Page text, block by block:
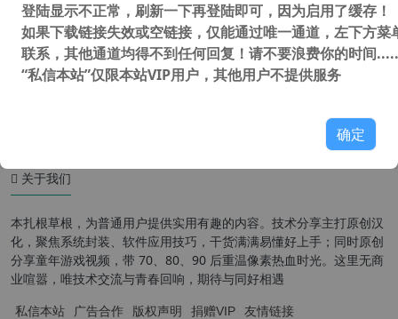
支持 Win7/8.1 版本
关于我们
本扎根草根，为普通用户提供实用有趣的内容。技术分享主打原创汉
化，聚焦系统封装、软件应用技巧，干货满满易懂好上手；同时原创
分享童年游戏视频，带 70、80、90 后重温像素热血时光。这里无商
业喧嚣，唯技术交流与青春回响，期待与同好相遇
私信本站 广告合作 版权声明 捐赠VIP 友情链接
登陆显示不正常，刷新一下再登陆即可，因为启用了缓存！
如果下载链接失效或空链接，仅能通过唯一通道，左下方菜
联系，其他通道均得不到任何回复！请不要浪费你的时间
“私信本站”仅限本站VIP用户，其他用户不提供服务
确定